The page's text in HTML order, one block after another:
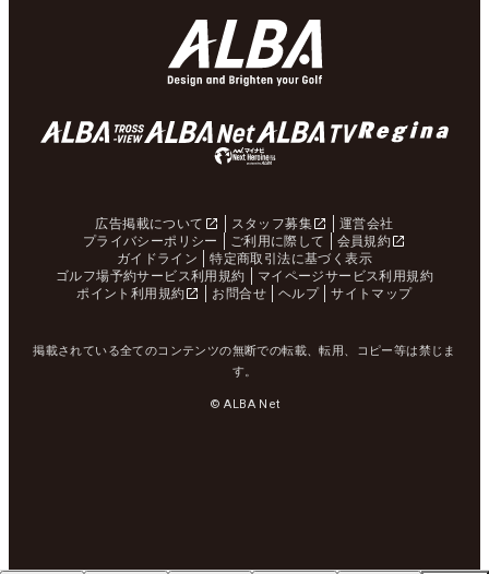
広告掲載について スタッフ募集
運営会社
プライバシーポリシー
ご利用に際して
会員規約
ガイドライン
特定商取引法に基づく表示
ゴルフ場予約サービス利用規約
マイページサービス利用規約
ポイント利用規約
お問合せ ヘルプ サイトマップ
掲載されている全てのコンテンツの無断での転載、転用、コピー等は禁じま
す。
© ALBA Net